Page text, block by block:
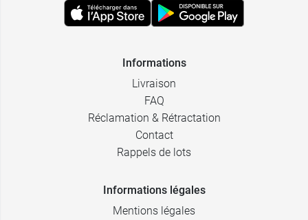
Informations
Livraison
FAQ
Réclamation & Rétractation
Contact
Rappels de lots
Informations légales
Mentions légales